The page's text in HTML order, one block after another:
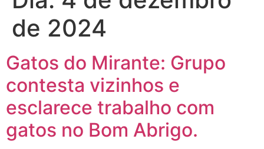
de 2024
Gatos do Mirante: Grupo
contesta vizinhos e
esclarece trabalho com
gatos no Bom Abrigo.